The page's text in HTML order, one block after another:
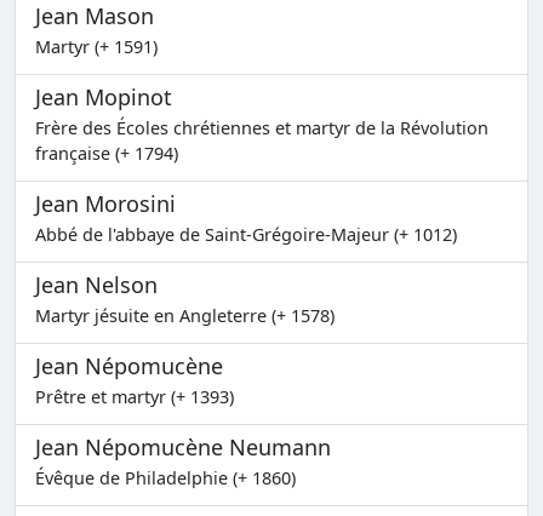
Jean Mason
Martyr (+ 1591)
Jean Mopinot
Frère des Écoles chrétiennes et martyr de la Révolution
française (+ 1794)
Jean Morosini
Abbé de l'abbaye de Saint-Grégoire-Majeur (+ 1012)
Jean Nelson
Martyr jésuite en Angleterre (+ 1578)
Jean Népomucène
Prêtre et martyr (+ 1393)
Jean Népomucène Neumann
Évêque de Philadelphie (+ 1860)